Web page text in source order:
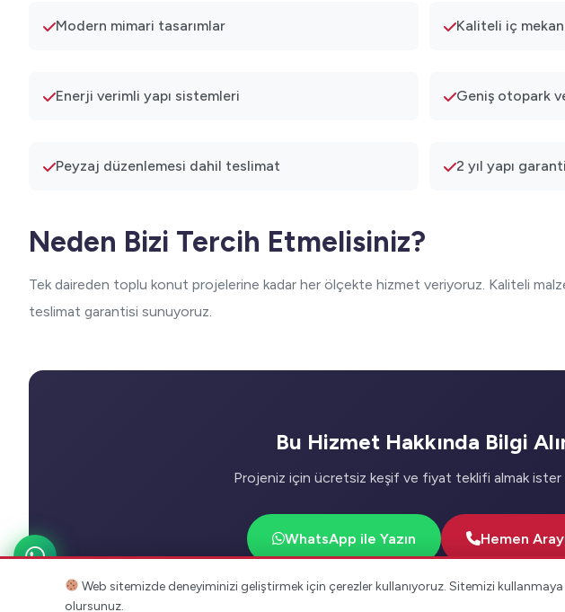
Modern mimari tasarımlar Kaliteli iç
Enerji verimli yapı sistemleri Geniş otopark
Peyzaj düzenlemesi dahil teslimat 2 yıl yapı
Neden Bizi Tercih Etmelisiniz?
Tek daireden toplu konut projelerine kadar her ölçekte hizmet veriyoruz. Kaliteli
teslimat garantisi sunuyoruz.
Bu Hizmet Hakkında Bilgi
Projeniz için ücretsiz keşif ve fiyat teklifi almak ister
WhatsApp ile Yazın Hemen
Web sitemizde deneyiminizi geliştirmek için çerezler kullanıyoruz. Sitemizi
olursunuz.